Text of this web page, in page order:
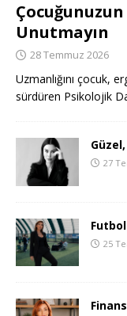
Unutmayın
28 Temmuz 2026
Uzmanlığını çocuk,
sürdüren Psikolojik
27
25